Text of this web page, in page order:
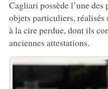
Cagliari possède l’une
objets particuliers, réalisés
à la cire perdue, dont ils
anciennes attestations.